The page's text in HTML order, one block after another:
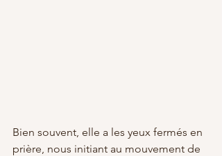
Bien souvent, elle a les yeux fermés en
prière, nous initiant au mouvement de